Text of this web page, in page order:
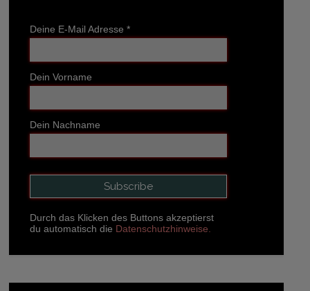
Deine E-Mail Adresse *
Dein Vorname
Dein Nachname
Durch das Klicken des Buttons akzeptierst
du automatisch die Datenschutzhinweise.